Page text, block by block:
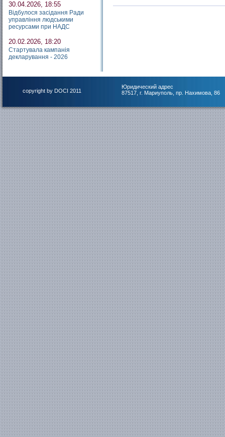
30.04.2026, 18:55
Відбулося засідання Ради
управління людськими
ресурсами при НАДС
20.02.2026, 18:20
Стартувала кампанія
декларування - 2026
copyright by DOCI 2011
Юридический адрес
87517, г. Мариуполь, пр. Нахимова, 86